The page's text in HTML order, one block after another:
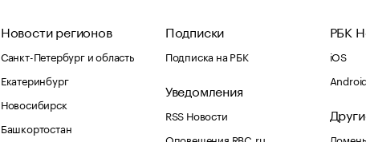
Новости регионов
Санкт-Петербург и область
Екатеринбург
Новосибирск
Башкортостан
Подписки
Подписка на РБК
Уведомления
RSS Новости
Оповещения RBC.ru
РБК
iOS